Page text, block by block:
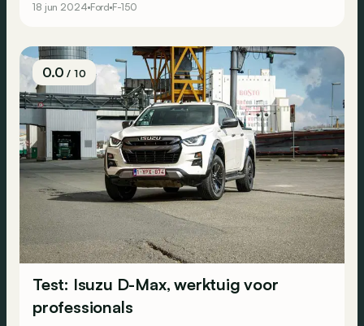
18 jun 2024 Ford F-150
0.0/ 10
Test: Isuzu D-Max, werktuig voor
professionals